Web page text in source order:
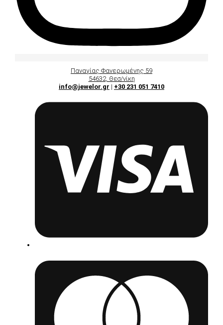
Παναγίας Φανερωμένης 59
54632, Θεσ/νίκη
info@jewelor.gr | +30 231 051 7410